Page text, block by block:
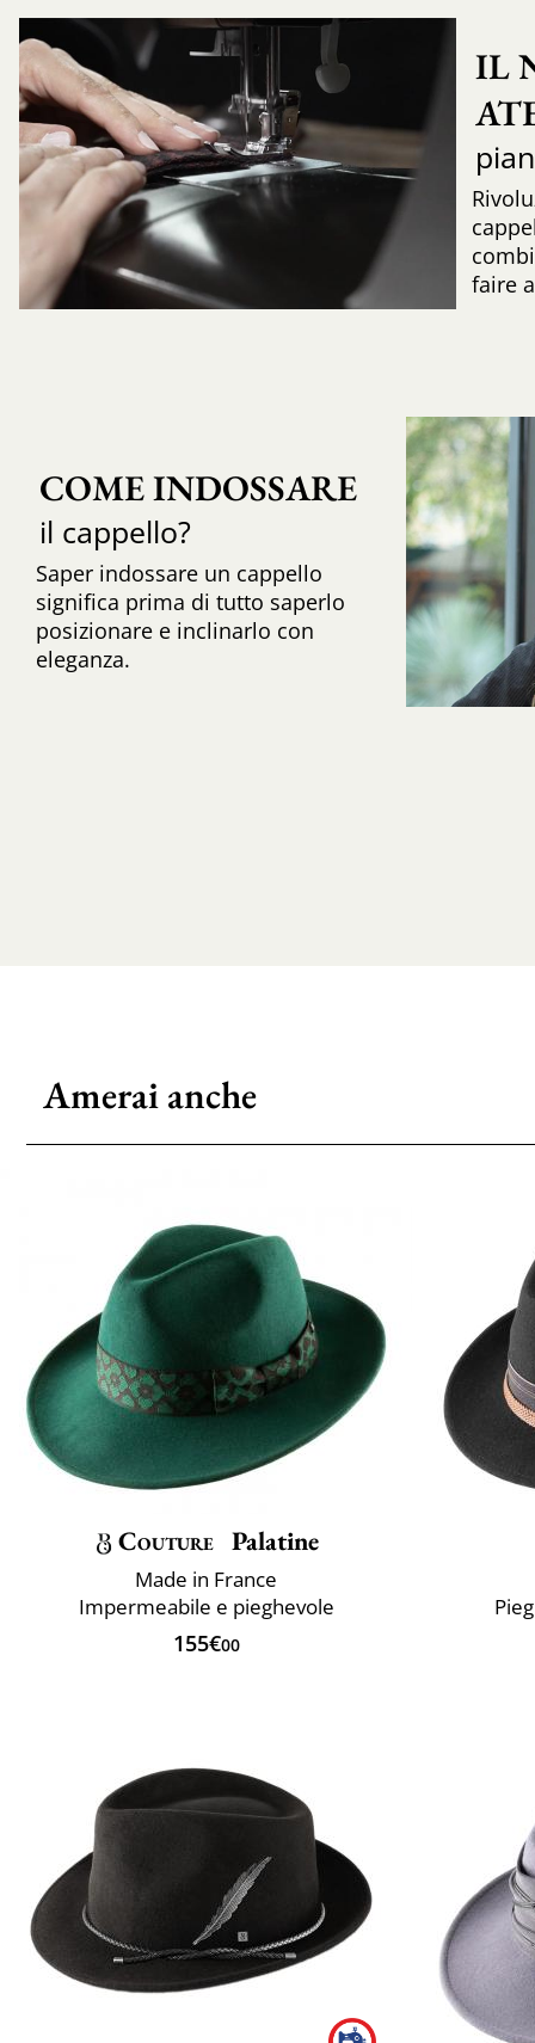
IL
faire
COME INDOSSARE
il cappello?
Saper indossare un cappello
significa prima di tutto saperlo
posizionare e inclinarlo con
eleganza.
Amerai anche
Couture Palatine
Made in France
Impermeabile e pieghevole
155€00